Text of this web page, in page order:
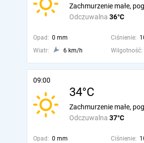
Odczuwalna 36°C
Zachmurzenie małe,
Opad: 0 mm Ciśnienie:
Wiatr:
6 km/h Wilgotność:
09:00
34°C
Odczuwalna 37°C
Zachmurzenie małe,
Opad: 0 mm Ciśnienie: